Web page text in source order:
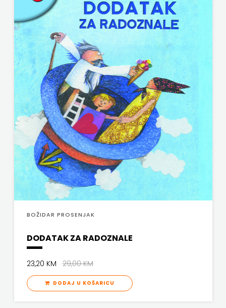
BOŽIDAR PROSENJAK
DODATAK ZA RADOZNALE
23,20 KM29,00 KM
DODAJ U KOŠARICU